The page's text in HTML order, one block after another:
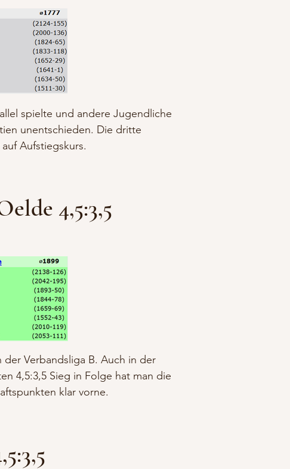
spielte und andere Jugendliche
unentschieden. Die dritte
Aufstiegskurs.
4,5:3,5
Verbandsliga B. Auch in der
4,5:3,5 Sieg in Folge hat man die
klar vorne.